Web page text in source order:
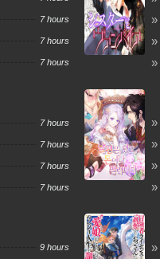
7 hours
7 hours
7 hours
7 hours
7 hours
7 hours
7 hours
9 hours